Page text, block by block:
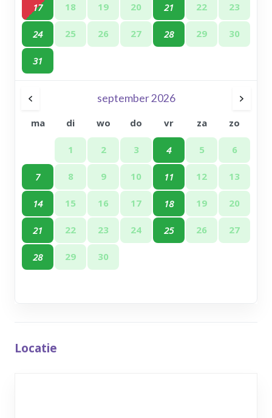
17 18 19 20 21 22 23
24 25 26 27 28 29 30
31
september 2026
ma di wo do vr za zo
1 2 3 4 5 6
7 8 9 10 11 12 13
14 15 16 17 18 19 20
21 22 23 24 25 26 27
28 29 30
Locatie